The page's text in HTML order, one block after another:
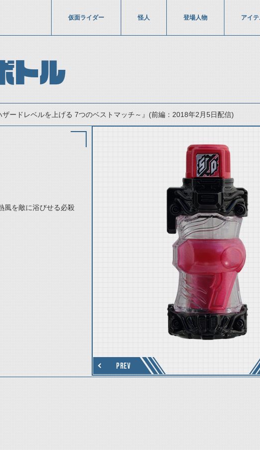
仮面ライダー 怪人 登場人物 アイ
トル
ザードレベルを上げる 7つのベストマッチ～』(前編：2018年2月5日配信)
風を敵に浴びせる必殺
PREV